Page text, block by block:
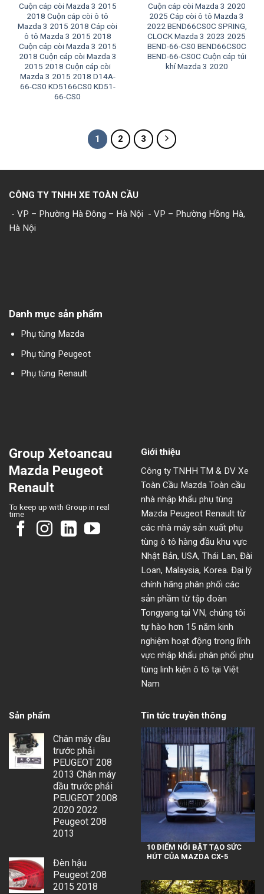
Cuộn cáp còi Mazda 3 2015
2018 Cuộn cáp còi ô tô
Mazda 3 2015 2018 Cáp còi
ô tô Mazda 3 2015 2018
Cuộn cáp còi Mazda 3 2015
2018 Cuộn cáp còi Mazda 3
2015 2018 Cuộn cáp còi
Mazda 3 2015 2018 D14A-
66-CS0 KD5166CS0 KD51-
66-CS0
Cuộn cáp còi Mazda 3 2020
2025 Cáp còi ô tô Mazda 3
2022 BEND66CS0C SPRING,
CLOCK Mazda 3 2023 2025
BEND-66-CS0 BEND66CS0C
BEND-66-CS0C Cuộn cáp túi
khí Mazda 3 2020
1 2 3
CÔNG TY TNHH XE TOÀN CẦU
- VP – Phường Hà Đông – Hà Nội - VP – Phường Hồng Hà,
Hà Nội
Danh mục sản phẩm
Phụ tùng Mazda
Phụ tùng Peugeot
Phụ tùng Renault
Group Xetoancau
Mazda Peugeot
Renault
To keep up with Group in real
time
Giới thiệu
Công ty TNHH TM & DV Xe
Toàn Cầu Mazda Toàn cầu
nhà nhập khẩu phụ tùng
Mazda Peugeot Renault từ
các nhà máy sản xuất phụ
tùng ô tô hàng đầu khu vực
Nhật Bản, USA, Thái Lan, Đài
Loan, Malaysia, Korea. Đại lý
chính hãng phân phối các
sản phầm từ tập đoàn
Tongyang tại VN, chúng tôi
tự hào hơn 15 năm kinh
nghiệm hoạt động trong lĩnh
vực nhập khẩu phân phối phụ
tùng linh kiện ô tô tại Việt
Nam
Sản phẩm
Chân máy dầu
trước phải
PEUGEOT 208
2013 Chân máy
dầu trước phải
PEUGEOT 2008
2020 2022
Peugeot 208
2013
Đèn hậu
Peugeot 208
2015 2018
Tin tức truyền thông
10 ĐIỂM NỔI BẬT TẠO SỨC
HÚT CỦA MAZDA CX-5